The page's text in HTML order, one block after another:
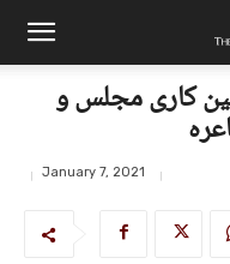
کاری مجلس و
January 7, 2021